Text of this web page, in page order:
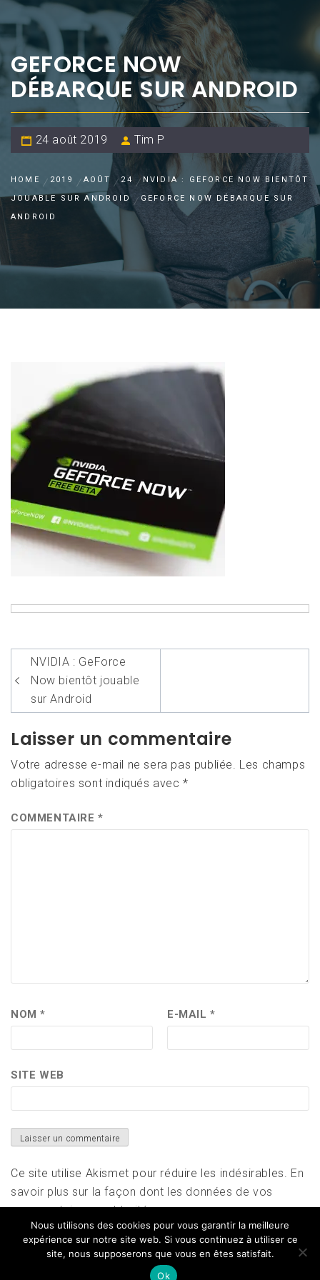
GEFORCE NOW
DÉBARQUE SUR ANDROID
24 août 2019 Tim P
HOME 2019 AOÛT 24
NVIDIA : GEFORCE NOW BIENTÔT
JOUABLE SUR ANDROID
GEFORCE NOW DÉBARQUE SUR
ANDROID
Navigation
de
l’article
NVIDIA : GeForce
Now bientôt jouable
sur Android
Laisser un commentaire
Votre adresse e-mail ne sera pas publiée. Les champs
obligatoires sont indiqués avec*
COMMENTAIRE*
NOM* E-MAIL*
SITE WEB
Ce site utilise Akismet pour réduire les indésirables. En
savoir plus sur la façon dont les données de vos
commentaires sont traitées.
Nous utilisons des cookies pour vous garantir la meilleure
expérience sur notre site web. Si vous continuez à utiliser ce
site, nous supposerons que vous en êtes satisfait.
Ok